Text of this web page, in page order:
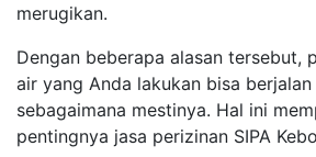
merugikan.
Dengan beberapa alasan tersebut,
air yang Anda lakukan bisa
sebagaimana mestinya. Hal ini
pentingnya jasa perizinan SIPA